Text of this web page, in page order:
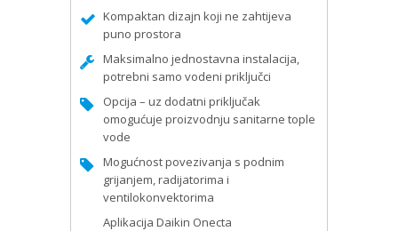
Kompaktan dizajn koji ne zahtijeva
puno prostora
Maksimalno jednostavna instalacija,
potrebni samo vodeni priključci
Opcija – uz dodatni priključak
omogućuje proizvodnju sanitarne tople
vode
Mogućnost povezivanja s podnim
grijanjem, radijatorima i
ventilokonvektorima
Aplikacija Daikin Onecta